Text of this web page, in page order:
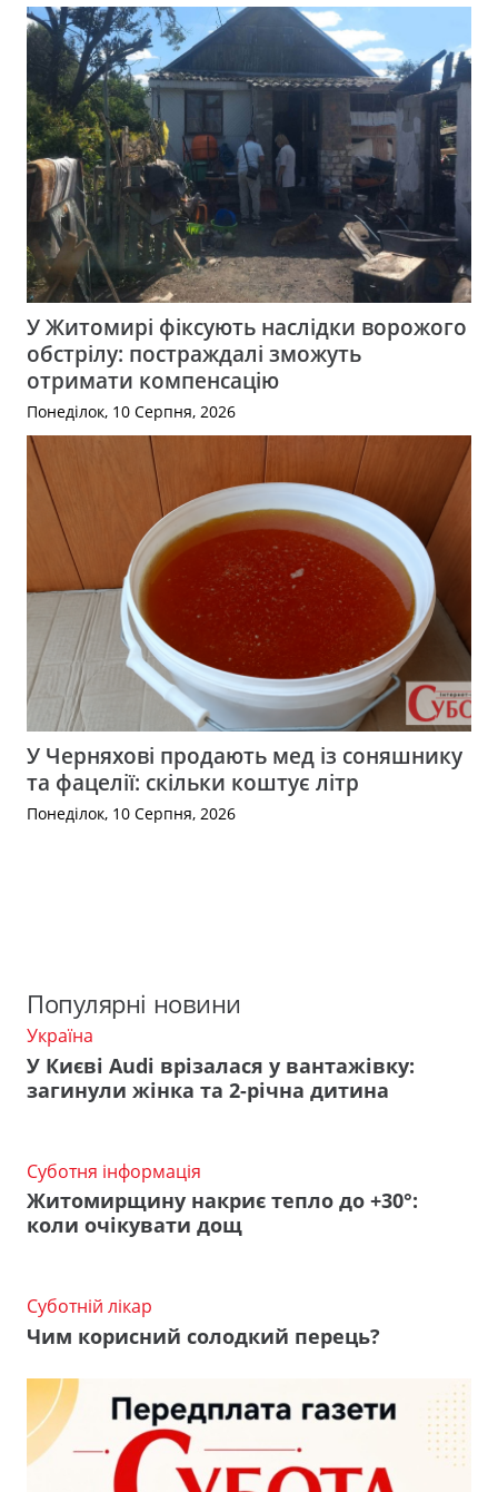
У Житомирі фіксують наслідки ворожого
обстрілу: постраждалі зможуть
отримати компенсацію
Понеділок, 10 Серпня, 2026
У Черняхові продають мед із соняшнику
та фацелії: скільки коштує літр
Понеділок, 10 Серпня, 2026
Популярні новини
Україна
У Києві Audi врізалася у вантажівку:
загинули жінка та 2-річна дитина
Суботня інформація
Житомирщину накриє тепло до +30°:
коли очікувати дощ
Суботній лікар
Чим корисний солодкий перець?